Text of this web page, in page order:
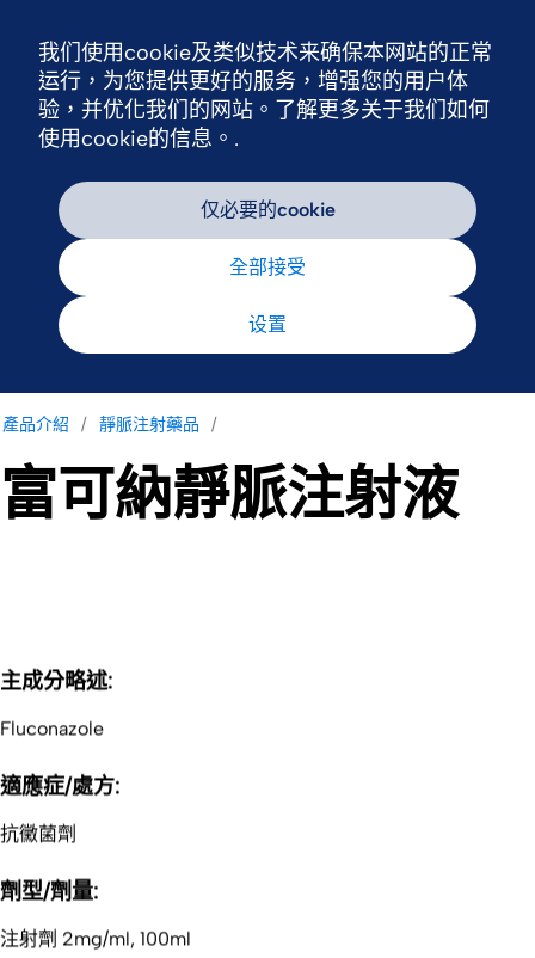
產品介紹 靜脈注射藥品
富可納靜脈注射液
​主成分略述:
Fluconazole
適應症/處方:
抗黴菌劑
​劑型/劑量:
注射劑 2mg/ml, 100ml
我们使用cookie及类似技术来确保本网站的正常
运行，为您提供更好的服务，增强您的用户体
验，并优化我们的网站。了解更多关于我们如何
使用cookie的信息。.
仅必要的cookie
全部接受
设置